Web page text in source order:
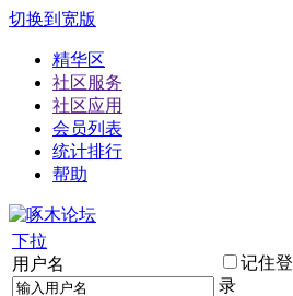
切换到宽版
精华区
社区服务
社区应用
会员列表
统计排行
帮助
下拉
用户名
记住登
录